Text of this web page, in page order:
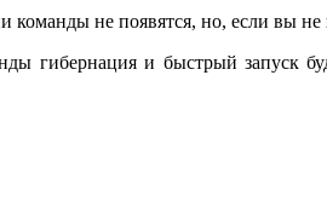
не появятся, но, если вы
гибернация и быстрый запуск